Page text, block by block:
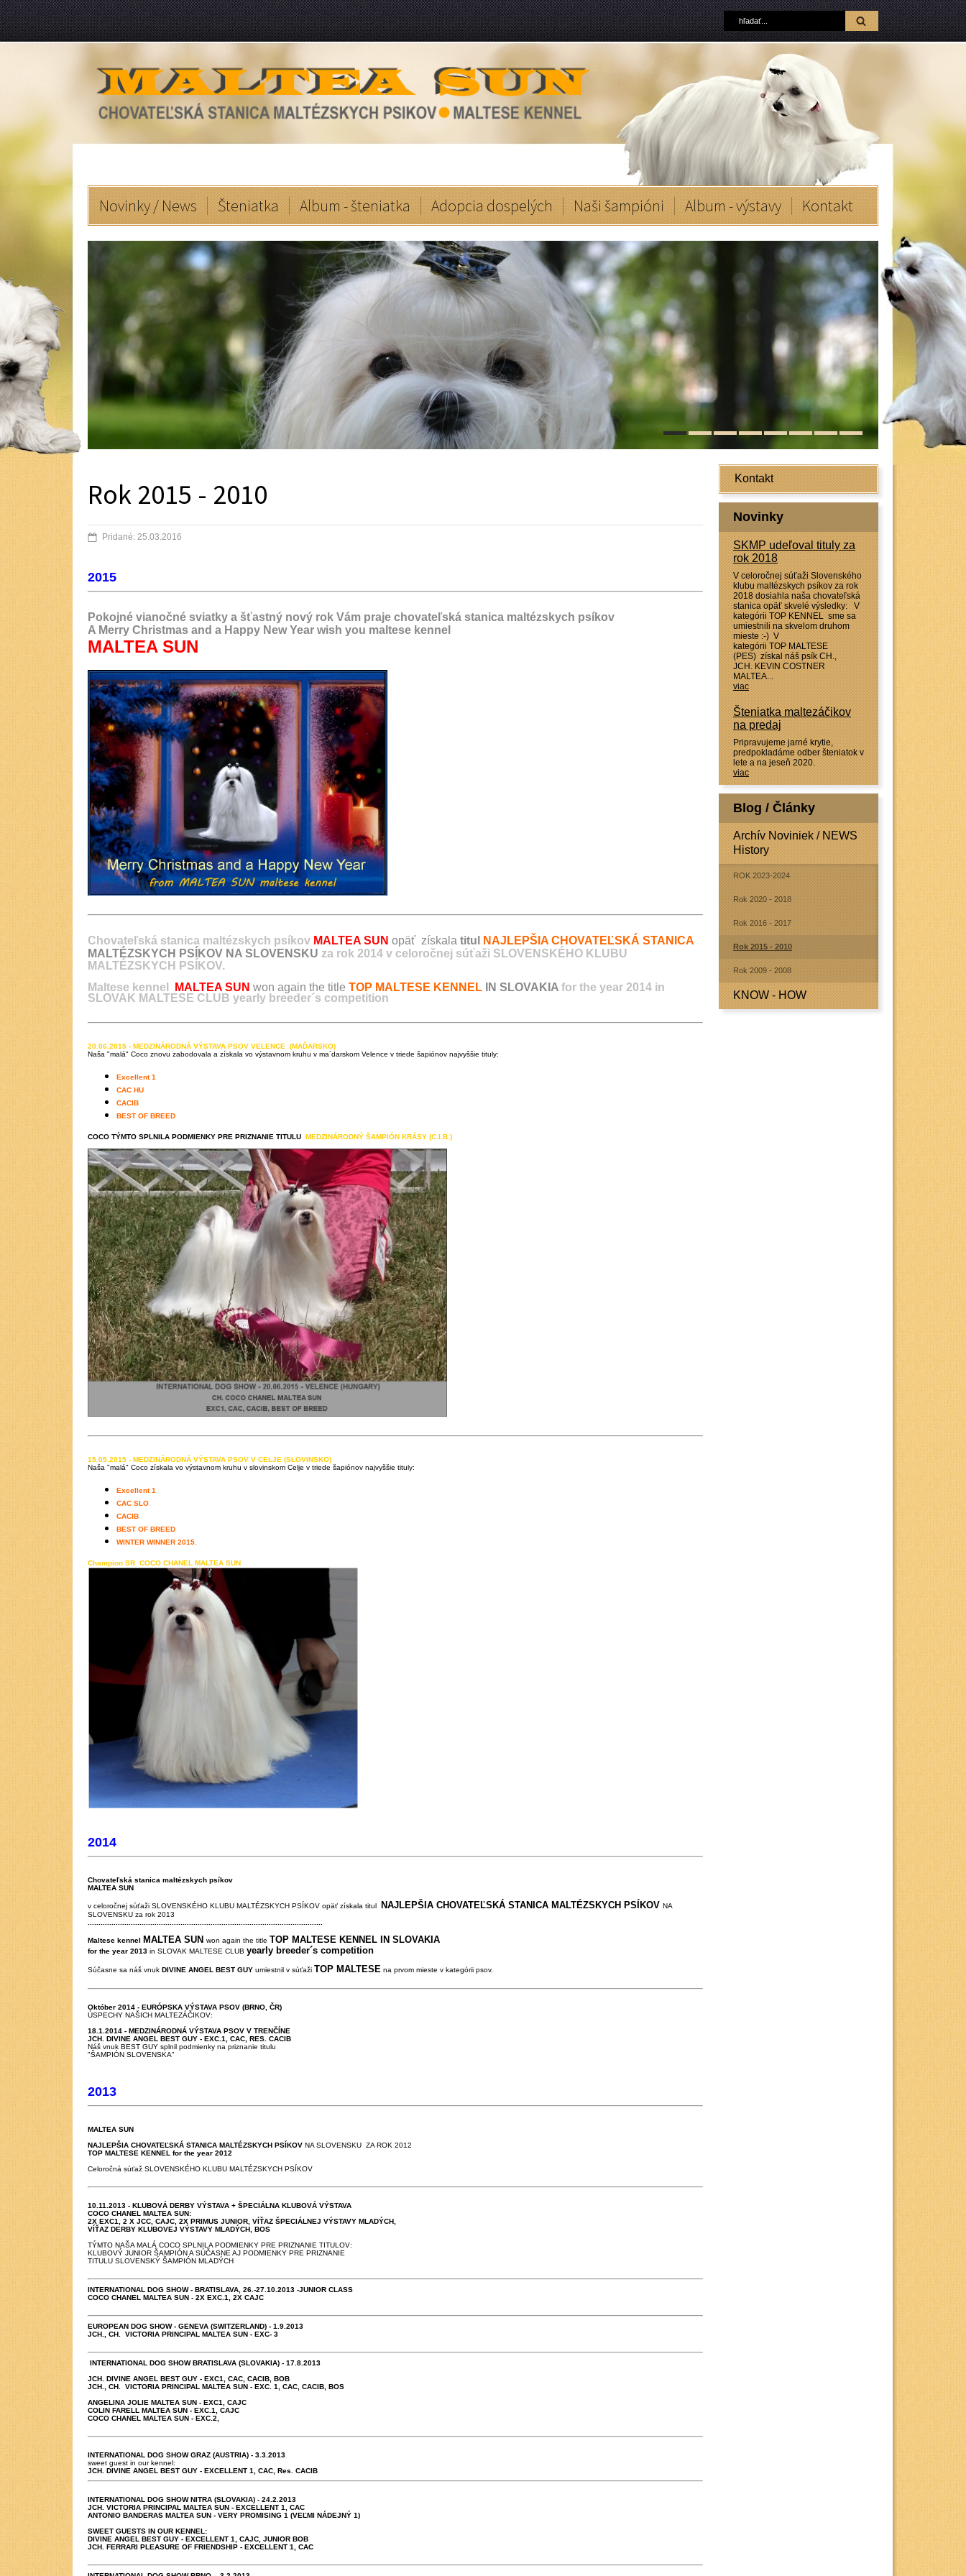
Novinky / News Šteniatka Album - šteniatka Adopcia dospelých Naši šampióni Album - výstavy Kontakt
Kontakt
Novinky
SKMP udeľoval tituly za
rok 2018
V celoročnej súťaži Slovenského
klubu maltézskych psíkov za rok
2018 dosiahla naša chovateľská
stanica opäť skvelé výsledky: V
kategórii TOP KENNEL sme sa
umiestnili na skvelom druhom
mieste :-) V
kategórii TOP MALTESE
(PES) získal náš psík CH.,
JCH. KEVIN COSTNER
MALTEA...
viac
Šteniatka maltezáčikov
na predaj
Pripravujeme jarné krytie,
predpokladáme odber šteniatok v
lete a na jeseň 2020.
viac
Blog / Články
Archív Noviniek / NEWS
History
ROK 2023-2024
Rok 2020 - 2018
Rok 2016 - 2017
Rok 2015 - 2010
Rok 2009 - 2008
KNOW - HOW
Rok 2015 - 2010
Pridané: 25.03.2016
2015
Pokojné vianočné sviatky a šťastný nový rok Vám praje chovateľská stanica maltézskych psíkov
A Merry Christmas and a Happy New Year wish you maltese kennel
MALTEA SUN
Chovateľská stanica maltézskych psíkov MALTEA SUN opäť získala titul
NAJLEPŠIA CHOVATEĽSKÁ STANICA
MALTÉZSKYCH PSÍKOV NA SLOVENSKU za rok 2014 v celoročnej súťaži SLOVENSKÉHO KLUBU
MALTÉZSKYCH PSÍKOV.
Maltese kennel
MALTEA SUN won again the title TOP MALTESE KENNEL IN SLOVAKIA for the year 2014 in
SLOVAK MALTESE CLUB yearly breeder´s competition
20.06.2015 - MEDZINÁRODNÁ VÝSTAVA PSOV VELENCE (MAĎARSKO)
Naša "malá" Coco znovu zabodovala a získala vo výstavnom kruhu v ma´darskom Velence v triede šapiónov najvyššie tituly:
Excellent 1
CAC HU
CACIB
BEST OF BREED
COCO TÝMTO SPLNILA PODMIENKY PRE PRIZNANIE TITULU MEDZINÁRODNÝ ŠAMPIÓN KRÁSY (C.I.B.)
15.05.2015 - MEDZINÁRODNÁ VÝSTAVA PSOV V CELJE (SLOVINSKO)
Naša "malá" Coco získala vo výstavnom kruhu v slovinskom Celje v triede šapiónov najvyššie tituly:
Excellent 1
CAC SLO
CACIB
BEST OF BREED
WINTER WINNER 2015.
Champion SR COCO CHANEL MALTEA SUN
2014
Chovateľská stanica maltézskych psíkov
MALTEA SUN
v celoročnej súťaži SLOVENSKÉHO KLUBU MALTÉZSKYCH PSÍKOV opäť získala titul NAJLEPŠIA CHOVATEĽSKÁ STANICA MALTÉZSKYCH PSÍKOV NA
SLOVENSKU za rok 2013
Maltese kennel MALTEA SUN won again the title TOP MALTESE KENNEL IN SLOVAKIA
for the year 2013 in SLOVAK MALTESE CLUB yearly breeder´s competition
Súčasne sa náš vnuk DIVINE ANGEL BEST GUY umiestnil v súťaži TOP MALTESE na prvom mieste v kategórii psov.
Október 2014 - EURÓPSKA VÝSTAVA PSOV (BRNO, ČR)
ÚSPECHY NAŠICH MALTEZÁČIKOV:
18.1.2014 - MEDZINÁRODNÁ VÝSTAVA PSOV V TRENČÍNE
JCH. DIVINE ANGEL BEST GUY - EXC.1, CAC, RES. CACIB
Náš vnuk BEST GUY splnil podmienky na priznanie titulu
"ŠAMPIÓN SLOVENSKA"
2013
MALTEA SUN
NAJLEPŠIA CHOVATEĽSKÁ STANICA MALTÉZSKYCH PSÍKOV NA SLOVENSKU ZA ROK 2012
TOP MALTESE KENNEL for the year 2012
Celoročná súťaž SLOVENSKÉHO KLUBU MALTÉZSKYCH PSÍKOV
10.11.2013 - KLUBOVÁ DERBY VÝSTAVA + ŠPECIÁLNA KLUBOVÁ VÝSTAVA
COCO CHANEL MALTEA SUN:
2X EXC1, 2 X JCC, CAJC, 2X PRIMUS JUNIOR, VÍŤAZ ŠPECIÁLNEJ VÝSTAVY MLADÝCH,
VÍŤAZ DERBY KLUBOVEJ VÝSTAVY MLADÝCH, BOS
TÝMTO NAŠA MALÁ COCO SPLNILA PODMIENKY PRE PRIZNANIE TITULOV:
KLUBOVÝ JUNIOR ŠAMPIÓN A SÚČASNE AJ PODMIENKY PRE PRIZNANIE
TITULU SLOVENSKÝ ŠAMPIÓN MLADÝCH
INTERNATIONAL DOG SHOW - BRATISLAVA, 26.-27.10.2013 -JUNIOR CLASS
COCO CHANEL MALTEA SUN - 2X EXC.1, 2X CAJC
EUROPEAN DOG SHOW - GENEVA (SWITZERLAND) - 1.9.2013
JCH., CH. VICTORIA PRINCIPAL MALTEA SUN - EXC- 3
INTERNATIONAL DOG SHOW BRATISLAVA (SLOVAKIA) - 17.8.2013
JCH. DIVINE ANGEL BEST GUY - EXC1, CAC, CACIB, BOB
JCH., CH. VICTORIA PRINCIPAL MALTEA SUN - EXC. 1, CAC, CACIB, BOS
ANGELINA JOLIE MALTEA SUN - EXC1, CAJC
COLIN FARELL MALTEA SUN - EXC.1, CAJC
COCO CHANEL MALTEA SUN - EXC.2,
INTERNATIONAL DOG SHOW GRAZ (AUSTRIA) - 3.3.2013
sweet guest in our kennel:
JCH. DIVINE ANGEL BEST GUY - EXCELLENT 1, CAC, Res. CACIB
INTERNATIONAL DOG SHOW NITRA (SLOVAKIA) - 24.2.2013
JCH. VICTORIA PRINCIPAL MALTEA SUN - EXCELLENT 1, CAC
ANTONIO BANDERAS MALTEA SUN - VERY PROMISING 1 (VEĽMI NÁDEJNÝ 1)
SWEET GUESTS IN OUR KENNEL:
DIVINE ANGEL BEST GUY - EXCELLENT 1, CAJC, JUNIOR BOB
JCH. FERRARI PLEASURE OF FRIENDSHIP - EXCELLENT 1, CAC